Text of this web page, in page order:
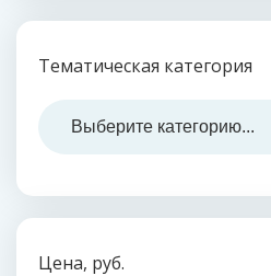
Тематическая категория
Цена, руб.